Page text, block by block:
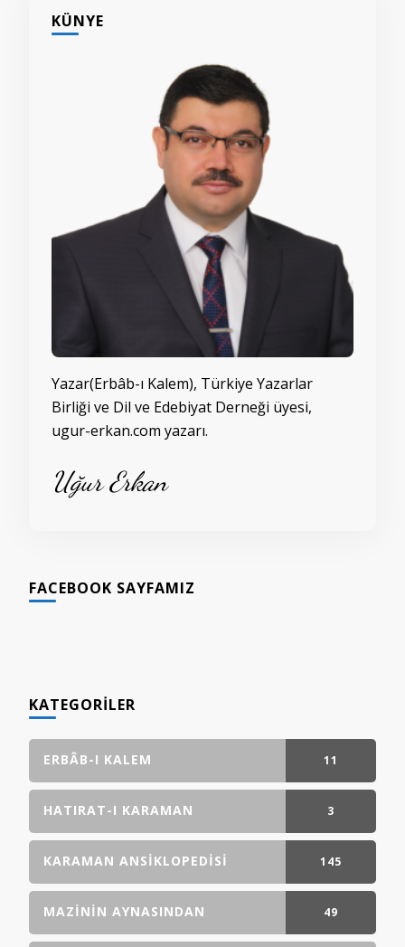
KÜNYE
Yazar(Erbâb-ı Kalem), Türkiye Yazarlar
Birliği ve Dil ve Edebiyat Derneği üyesi,
ugur-erkan.com yazarı.
Uğur Erkan
FACEBOOK SAYFAMIZ
KATEGORILER
ERBÂB-I KALEM 11
GÖNDERI(LER)
HATIRAT-I KARAMAN 3
GÖNDERI(LER)
KARAMAN ANSIKLOPEDISI 145
GÖNDERI(LER)
MAZININ AYNASINDAN 49